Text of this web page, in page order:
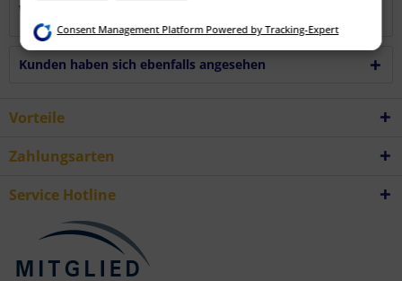
Warn-/Sicherheitshinweise
Kunden haben sich ebenfalls angesehen
Vorteile
Zahlungsarten
Service Hotline
Verwendung von Profilen zur Auswahl personalisierter Werbung
Verwendung von Profilen zur Auswahl personalisierter Inhalte
Messung der Werbeleistung
Daten aus verschiedenen Quellen
Entwicklung und Verbesserung der Angebote
Besondere Features:
Consent Management Platform Powered by Tracking-Expert